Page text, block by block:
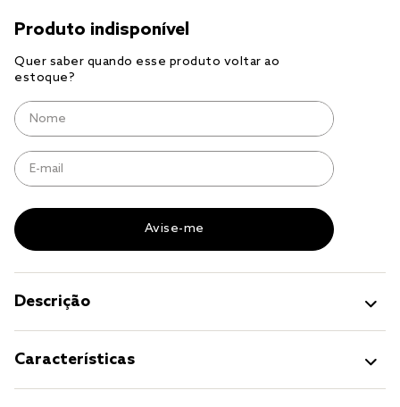
Descrição
Características
jogo cama casal